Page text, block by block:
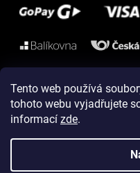
Tento web používá
tohoto webu vyjadřujete
informací zde.
Instagram